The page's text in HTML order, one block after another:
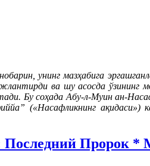
унинг мазҳабига
ва шу асосда ўзининг
Бу соҳада Абу-л-Муин ан-
(«Насафликнинг ақидаси»)
Последний Пророк *